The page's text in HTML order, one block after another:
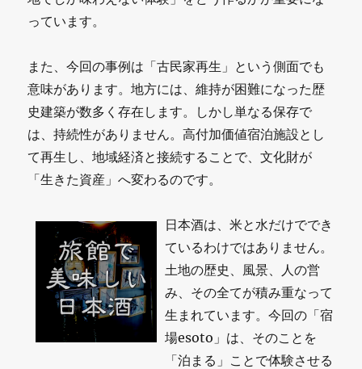
っています。
また、今回の事例は「古民家再生」という側面でも
意味があります。地方には、維持が困難になった歴
史建築が数多く存在します。しかし単なる保存で
は、持続性がありません。高付加価値宿泊施設とし
て再生し、地域経済と接続することで、文化財が
「生きた資産」へ変わるのです。
日本酒は、米と水だけででき
ているわけではありません。
土地の歴史、風景、人の営
み、その全てが積み重なって
生まれています。今回の「宿
場esoto」は、そのことを
「泊まる」ことで体験させる